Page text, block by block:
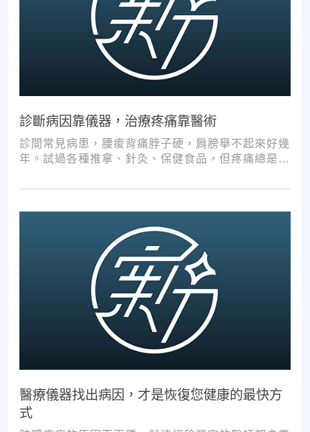
診斷病因靠儀器，治療疼痛靠醫術
診間常見病患，腰痠背痛脖子硬，肩膀舉不起來好幾
年。試過各種推拿、針灸、保健食品，但疼痛總是時
醫療儀器找出病因，才是恢復您健康的最快方
式